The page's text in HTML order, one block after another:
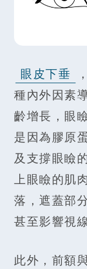
眼皮下垂
種內外因素
齡增長，眼
是因為膠原
及支撐眼瞼
上眼瞼的肌
落，遮蓋部
甚至影響視線
此外，前額